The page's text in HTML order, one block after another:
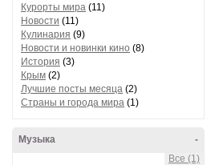
Курорты мира (11)
Новости (11)
Кулинария (9)
Новости и новинки кино (8)
История (3)
Крым (2)
Лучшие посты месяца (2)
Страны и города мира (1)
-
Музыка
Все (1)